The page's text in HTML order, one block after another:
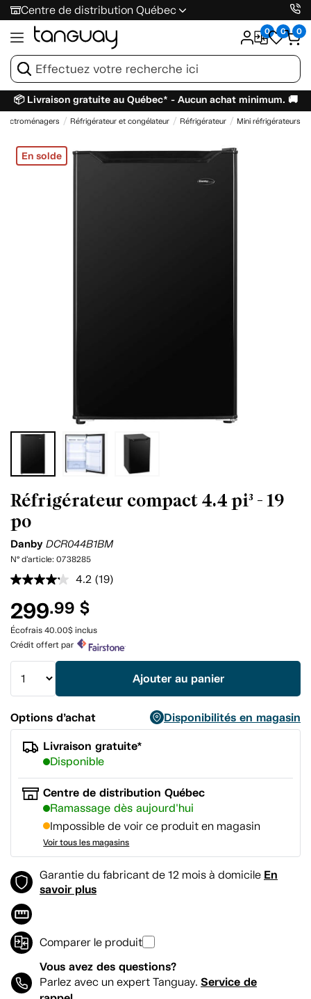
Centre de distribution Québec
0 0 0
📦 Livraison gratuite au Québec* - Aucun achat minimum. 🚚
Électroménagers Réfrigérateur et congélateur Réfrigérateur Mini réfrigérateurs
En solde
Réfrigérateur compact 4.4 pi³ - 19
po
Danby DCR044B1BM
N° d'article: 0738285
4.2 Lire
Lien
la
même
(19)
299.99 $
Écofrais 40.00$ inclus
Crédit offert par
Ajouter au panier
Options d’achat
Disponibilités en magasin
Livraison gratuite*
Disponible
Centre de distribution Québec
Ramassage dès aujourd'hui
Impossible de voir ce produit en magasin
Voir tous les magasins
Garantie du fabricant de 12 mois à domicile En
savoir plus
Comparer le produit
Vous avez des questions?
Parlez avec un expert Tanguay. Service de